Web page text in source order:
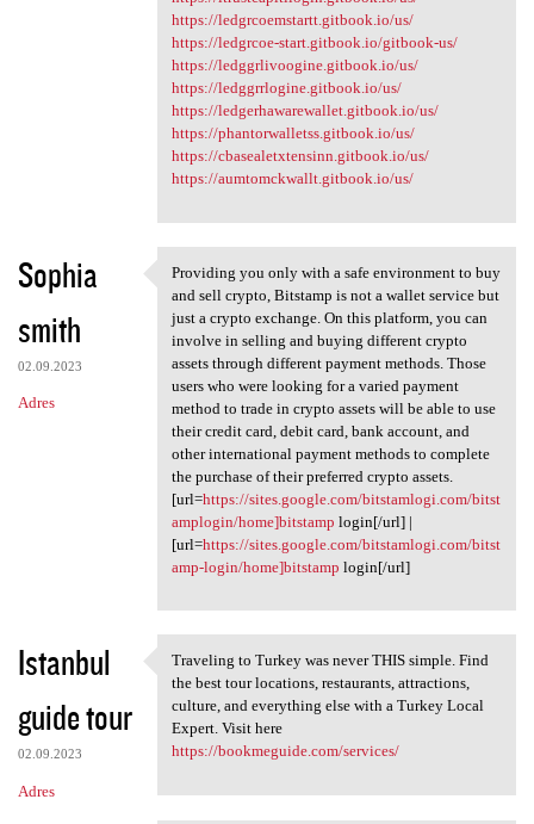
https://ledgrcoemstartt.gitbook.io/us/
https://ledgrcoe-start.gitbook.io/gitbook-us/
https://ledggrlivoogine.gitbook.io/us/
https://ledggrrlogine.gitbook.io/us/
https://ledgerhawarewallet.gitbook.io/us/
https://phantorwalletss.gitbook.io/us/
https://cbasealetxtensinn.gitbook.io/us/
https://aumtomckwallt.gitbook.io/us/
Sophia
smith
02.09.2023
Adres
Providing you only with a
Providing you only with a safe environment to buy
and sell crypto, Bitstamp is not a wallet service but
just a crypto exchange. On this platform, you can
involve in selling and buying different crypto
assets through different payment methods. Those
users who were looking for a varied payment
method to trade in crypto assets will be able to use
their credit card, debit card, bank account, and
other international payment methods to complete
the purchase of their preferred crypto assets.
[url=https://sites.google.com/bitstamlogi.com/bitst
amplogin/home]bitstamp login[/url] |
[url=https://sites.google.com/bitstamlogi.com/bitst
amp-login/home]bitstamp login[/url]
Istanbul
guide tour
02.09.2023
Adres
Traveling to Turkey was never
Traveling to Turkey was never THIS simple. Find
the best tour locations, restaurants, attractions,
culture, and everything else with a Turkey Local
Expert. Visit here
https://bookmeguide.com/services/